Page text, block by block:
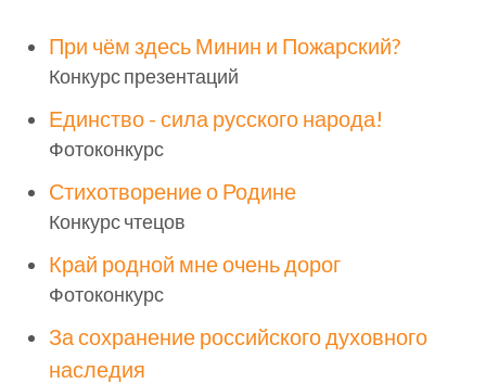
При чём здесь Минин и Пожарский?
Конкурс презентаций
Единство - сила русского народа!
Фотоконкурс
Стихотворение о Родине
Конкурс чтецов
Край родной мне очень дорог
Фотоконкурс
За сохранение российского духовного
наследия